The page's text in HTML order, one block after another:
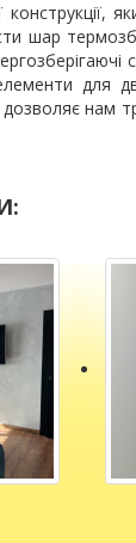
шар
для
нам